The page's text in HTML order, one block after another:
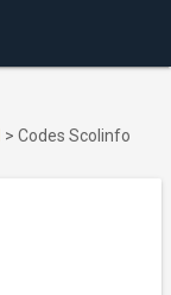
> Codes Scolinfo